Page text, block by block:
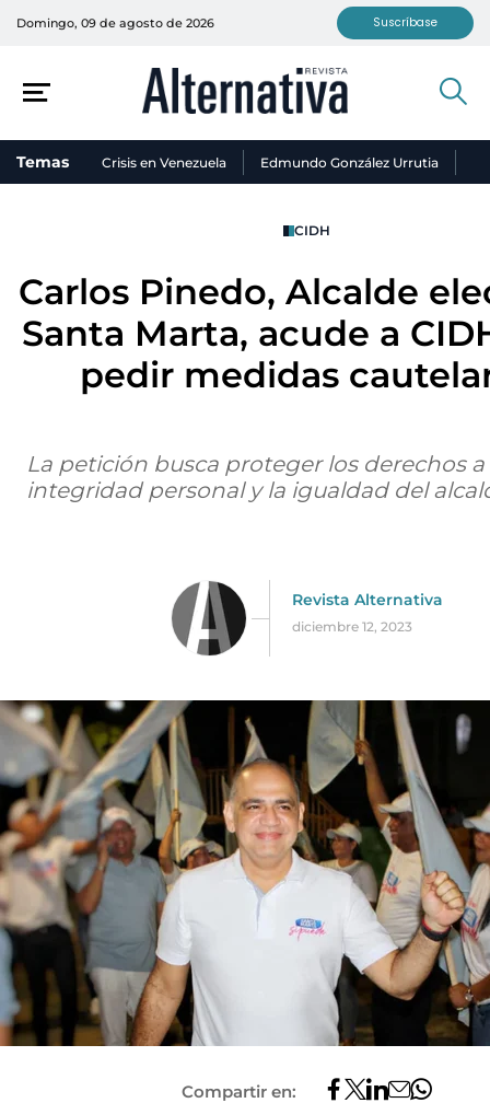
Domingo, 09 de agosto de 2026 Suscríbase
Temas Crisis en Venezuela Edmundo González Urrutia
CIDH
Carlos Pinedo, Alcalde
Santa Marta, acude a
pedir medidas
La petición busca proteger los derechos a
integridad personal y la igualdad del
Revista Alternativa
diciembre 12, 2023
Compartir en: